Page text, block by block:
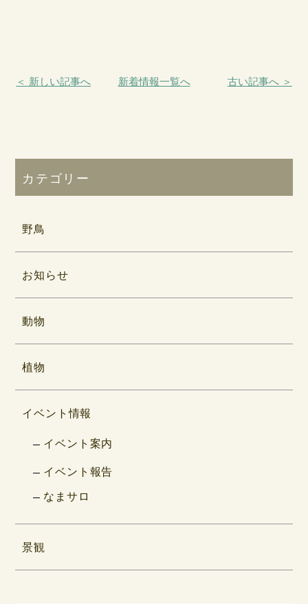
＜ 新しい記事へ 新着情報一覧へ 古い記事へ ＞
カテゴリー
野鳥
お知らせ
動物
植物
イベント情報
イベント案内
イベント報告
なまサロ
景観